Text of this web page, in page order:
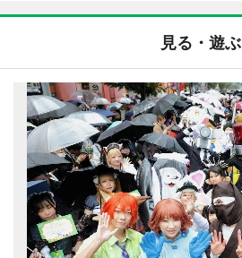
見る・遊ぶ